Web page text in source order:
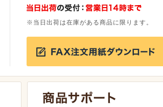
※当日出荷は在庫がある商品に限ります。